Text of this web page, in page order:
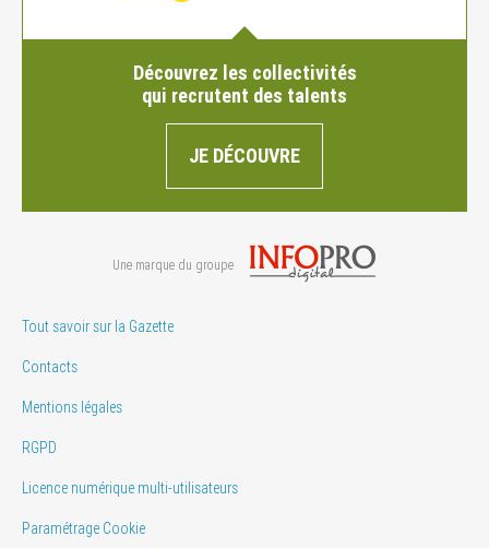
Découvrez les collectivités
qui recrutent des talents
JE DÉCOUVRE
Une marque du groupe
Tout savoir sur la Gazette
Contacts
Mentions légales
RGPD
Licence numérique multi-utilisateurs
Paramétrage Cookie